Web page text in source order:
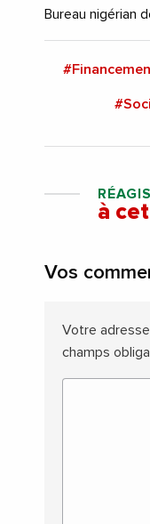
Bureau nigérian
à
Vos
Votre
champs